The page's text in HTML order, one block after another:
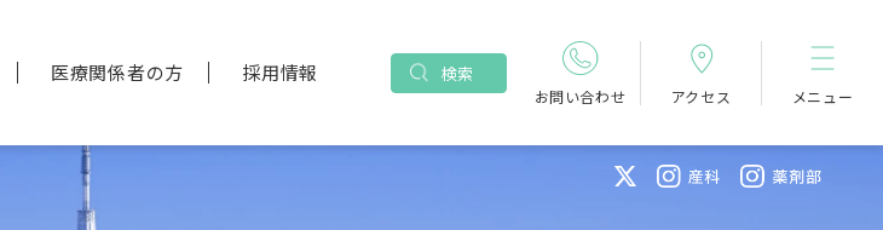
医療関係者の方 採用情報 検索
お問い合わせ アクセス メニュー